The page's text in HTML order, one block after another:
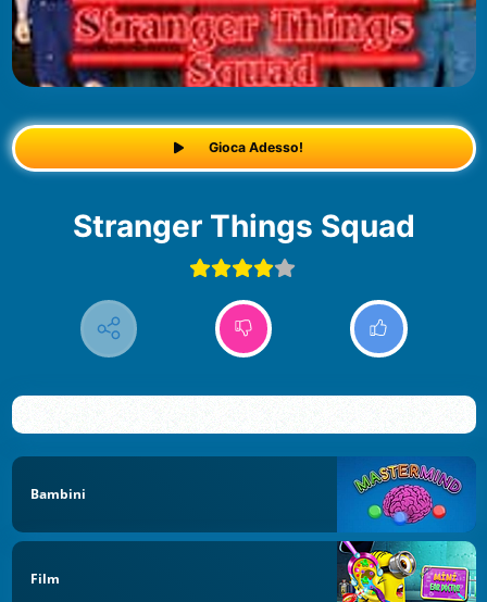
Gioca Adesso!
Stranger Things Squad
Bambini
Film